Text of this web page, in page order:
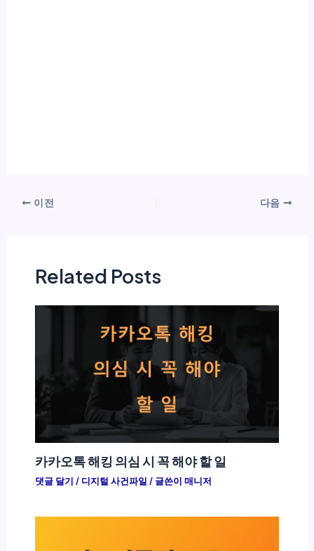
이전 다음
Related Posts
카카오톡 해킹 의심 시 꼭 해야 할 일
댓글 달기 / 디지털 사건파일 / 글쓴이 매니저